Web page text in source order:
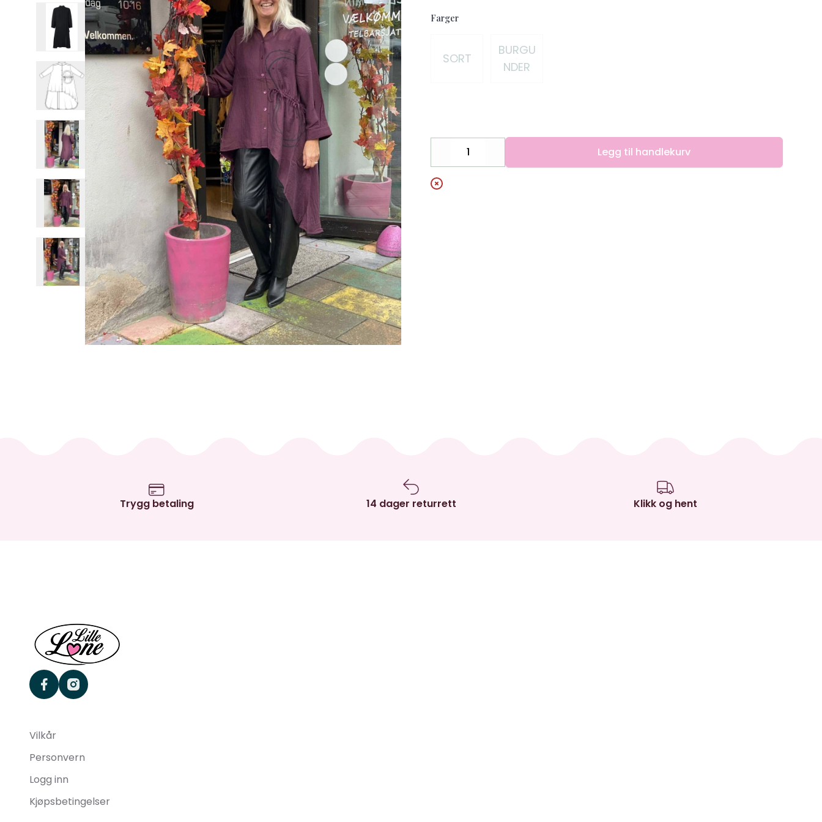
Farger
SORT
BURGU
NDER
Decrease Legg til handlekurv
Trygg betaling 14 dager returrett Klikk og hent
facebookinstagram
Vilkår
Personvern
Logg inn
Kjøpsbetingelser